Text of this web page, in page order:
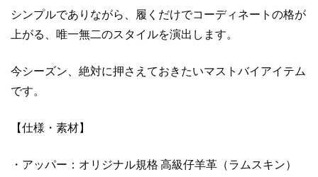
シンプルでありながら、履くだけでコーディネートの格が
上がる、唯一無二のスタイルを演出します。
今シーズン、絶対に押さえておきたいマストバイアイテム
です。
【仕様・素材】
・アッパー：オリジナル規格 高級仔羊革（ラムスキン）